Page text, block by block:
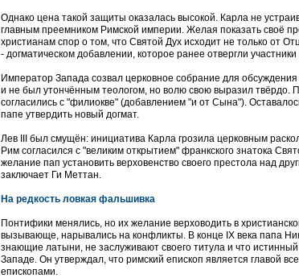
Однако цена такой защиты оказалась высокой. Карла не
главным преемником Римской империи. Желая показать своё
христианам спор о том, что Святой Дух исходит не только от
- догматическом добавлении, которое ранее отвергли
Император Запада созвал церковное собрание для
и не был утончённым теологом, но волю свою выразил твёрдо.
согласились с "филиокве" (добавлением "и от Сына").
папе утвердить новый догмат.
Лев III был смущён: инициатива Карла грозила церковным
Рим согласился с "великим открытием" франкского знатока
желание пап установить верховенство своего престола над
заключает Ги Меттан.
На редкость ловкая фальшивка
Понтифики менялись, но их желание верховодить в
вызывающе, нарывались на конфликты. В конце IX века папа
знающие латыни, не заслуживают своего титула и что
Западе. Он утверждал, что римский епископ является главой
епископами.